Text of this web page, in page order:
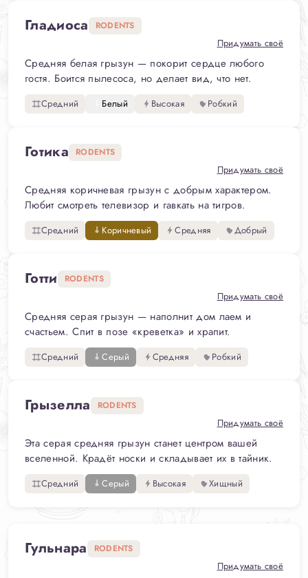
Гладиоса RODENTS
Придумать своё
Средняя белая грызун — покорит сердце любого
гостя. Боится пылесоса, но делает вид, что нет.
Средний Белый Высокая Робкий
Готика RODENTS
Придумать своё
Средняя коричневая грызун с добрым характером.
Любит смотреть телевизор и гавкать на тигров.
Средний Коричневый Средняя Добрый
Готти RODENTS
Придумать своё
Средняя серая грызун — наполнит дом лаем и
счастьем. Спит в позе «креветка» и храпит.
Средний Серый Средняя Робкий
Грызелла RODENTS
Придумать своё
Эта серая средняя грызун станет центром вашей
вселенной. Крадёт носки и складывает их в тайник.
Средний Серый Высокая Хищный
Гульнара RODENTS
Придумать своё